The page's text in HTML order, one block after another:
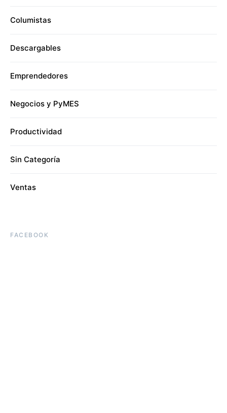
Columistas
Descargables
Emprendedores
Negocios y PyMES
Productividad
Sin Categoría
Ventas
FACEBOOK